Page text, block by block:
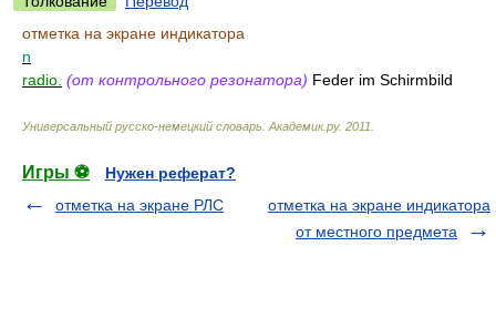
отметка на экране индикатора
n
radio. (от контрольного резонатора) Feder im Schirmbild
Универсальный русско-немецкий словарь Академик.ру. 2011
Игры ⚽
Нужен реферат?
отметка на экране РЛС
отметка на экране индикатора
от местного предмета